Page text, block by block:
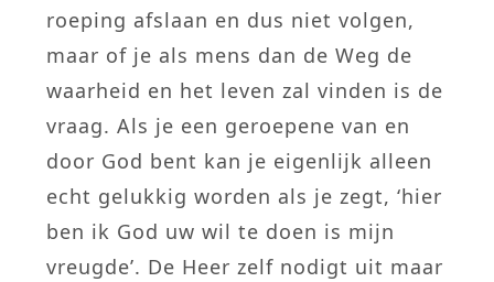
roeping afslaan en dus niet volgen,
maar of je als mens dan de Weg de
waarheid en het leven zal vinden is de
vraag. Als je een geroepene van en
door God bent kan je eigenlijk alleen
echt gelukkig worden als je zegt, ‘hier
ben ik God uw wil te doen is mijn
vreugde’. De Heer zelf nodigt uit maar